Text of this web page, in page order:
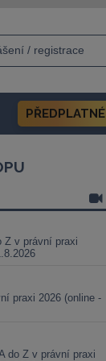
/ registrace
PŘEDPLATNÉ
Z v právní praxi
praxi 2026 (online -
do Z v právní praxi